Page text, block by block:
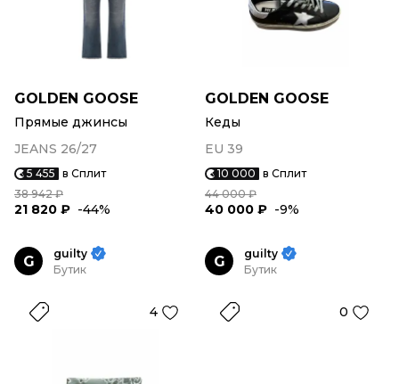
GOLDEN GOOSE
Прямые джинсы
JEANS 26/27
5 455 в Сплит
38 942 ₽
21 820 ₽ -44%
GOLDEN GOOSE
Кеды
EU 39
10 000 в Сплит
44 000 ₽
40 000 ₽ -9%
G
guilty
Бутик
4
G
guilty
Бутик
0